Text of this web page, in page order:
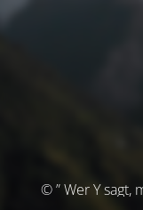
© ” Wer Y sagt,